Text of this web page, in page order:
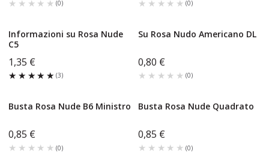
★★★★★
★★★★★ (0) ★★★★★
★★★★★ (0)
Informazioni su Rosa Nude
C5
1,35 €
★★★★★
★★★★★ (3)
Su Rosa Nudo Americano DL
0,80 €
★★★★★
★★★★★ (0)
Busta Rosa Nude B6 Ministro
0,85 €
★★★★★
★★★★★ (0)
Busta Rosa Nude Quadrato
0,85 €
★★★★★
★★★★★ (0)